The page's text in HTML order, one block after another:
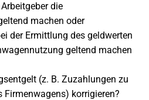
die
machen oder
der Ermittlung des geldwerten
geltend machen
(z. B. Zuzahlungen zu
Firmenwagens) korrigieren?